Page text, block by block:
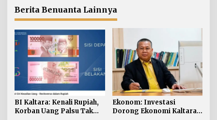
Berita Benuanta Lainnya
BI Kaltara: Kenali Rupiah,
Korban Uang Palsu Tak
Ekonom: Investasi
Dorong Ekonomi Kaltara,